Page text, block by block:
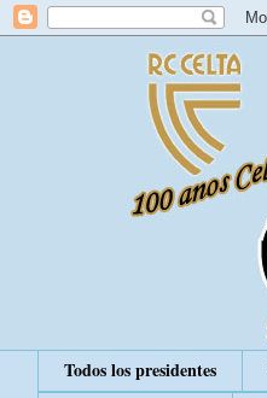
Todos los presidentes